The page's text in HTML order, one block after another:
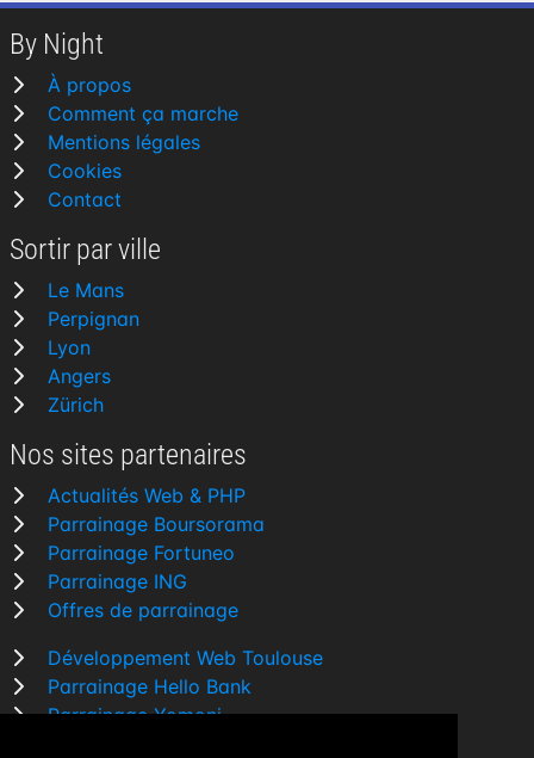
By Night
À propos
Comment ça marche
Mentions légales
Cookies
Contact
Sortir par ville
Le Mans
Perpignan
Lyon
Angers
Zürich
Nos sites partenaires
Actualités Web & PHP
Parrainage Boursorama
Parrainage Fortuneo
Parrainage ING
Offres de parrainage
Développement Web Toulouse
Parrainage Hello Bank
Parrainage Yomoni